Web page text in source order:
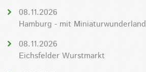
08.11.2026
Hamburg - mit Miniaturwunderland
08.11.2026
Eichsfelder Wurstmarkt